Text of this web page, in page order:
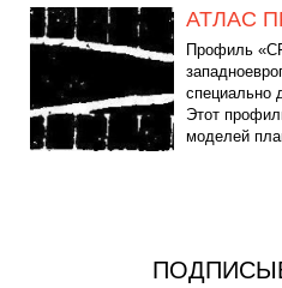
АТЛАС
Профиль
специально
Этот
моделей